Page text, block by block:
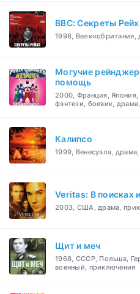
BBC: Секреты
1998, Великобритания,
Могучие
помощь
2000, Франция,
фэнтези, боевик,
Калипсо
1999, Венесуэла,
Veritas: В поисках
2003, США, драма,
Щит и меч
1968, СССР, Польша,
военный, приключения